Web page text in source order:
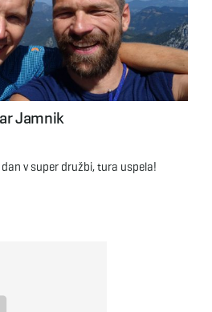
o
Jamnik
dan v super družbi, tura uspela!